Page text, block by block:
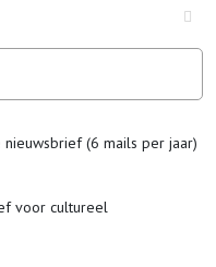
(6 mails per jaar)
voor cultureel